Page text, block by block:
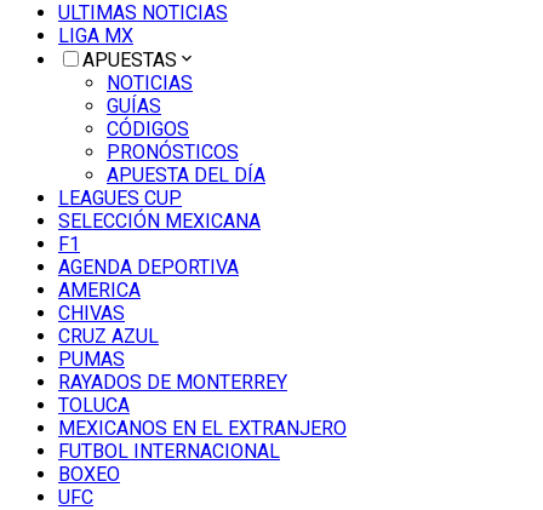
ULTIMAS NOTICIAS
LIGA MX
APUESTAS
NOTICIAS
GUÍAS
CÓDIGOS
PRONÓSTICOS
APUESTA DEL DÍA
LEAGUES CUP
SELECCIÓN MEXICANA
F1
AGENDA DEPORTIVA
AMERICA
CHIVAS
CRUZ AZUL
PUMAS
RAYADOS DE MONTERREY
TOLUCA
MEXICANOS EN EL EXTRANJERO
FUTBOL INTERNACIONAL
BOXEO
UFC